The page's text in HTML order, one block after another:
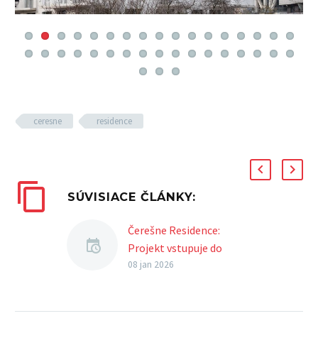
ceresne residence
SÚVISIACE ČLÁNKY:
Čerešne Residence:
Projekt vstupuje do
finálnej etapy realizácie
08 jan 2026